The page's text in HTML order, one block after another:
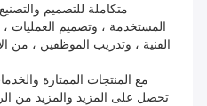
متكاملة للتصميم
المستخدمة ، وتصميم العمليات
الفنية ، وتدريب الموظفين ، من
تحصل على المزيد والمزيد من